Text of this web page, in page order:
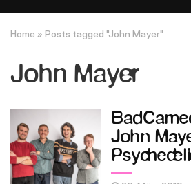
Home » Posts tagged "John Mayer"
John Mayer
John